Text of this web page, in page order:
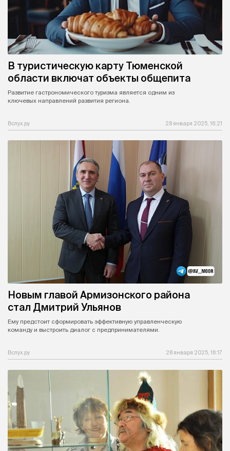
В туристическую карту Тюменской
области включат объекты общепита
Развитие гастрономического туризма является одним из
ключевых направлений развития региона.
Вслух.ру 28 января 2025, 16:21
Новым главой Армизонского района
стал Дмитрий Ульянов
Ему предстоит сформировать эффективную управленческую
команду и выстроить диалог с предпринимателями.
Вслух.ру 28 января 2025, 16:17